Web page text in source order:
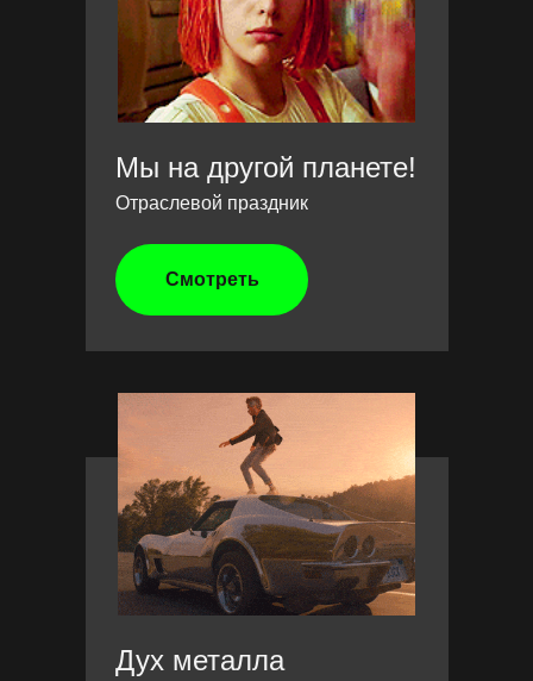
Мы на другой планете!
Дух металла
Смотреть
Отраслевой праздник